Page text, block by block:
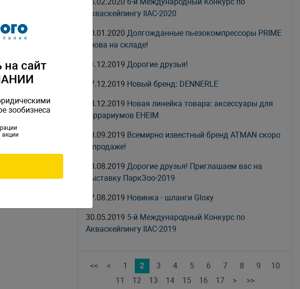
Акваскейпингу IIAC-2020
20.01.2020Долгожданные пьезокомпрессоры PRIME
снова на складе!
31.12.2019Дорогие друзья!
27.12.2019 Новый бренд: DENNERLE
13.12.2019 Новая линейка товара: аксессуары для
террариумов EHEIM
13.09.2019 Всемирно известный бренд ATMAN скоро
в продаже!
28.08.2019Дорогие друзья! Приглашаем вас на
выставку ПаркЗоо-2019
27.08.2019 Новинка - шланги Gloxy
30.05.2019 5-й Международный Конкурс по
Акваскейпингу IIAC-2019
<< < 1 2 3 4 5 6 7 8 9
10
11
12 13 14 15 16 17 > >>
сайт
зообизнеса
акции